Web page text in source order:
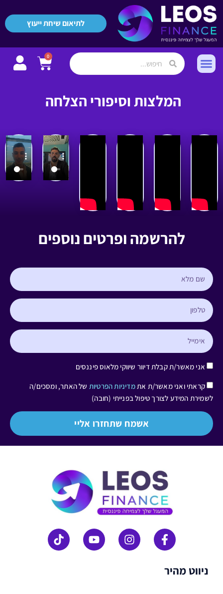
לתיאום שיחת ייעוץ
0
המלצות וסיפורי הצלחה
להרשמה ופרטים נוספים
אני מאשר/ת קבלת דיוור שיווקי מלאוס פיננסים
קראתי ואני מאשר/ת אתמדיניות הפרטיות של האתר, ומסכים/ה
לשמירת המידע לצורך טיפול בפנייתי (חובה)
אשמח שתחזרו אליי
ניווט מהיר